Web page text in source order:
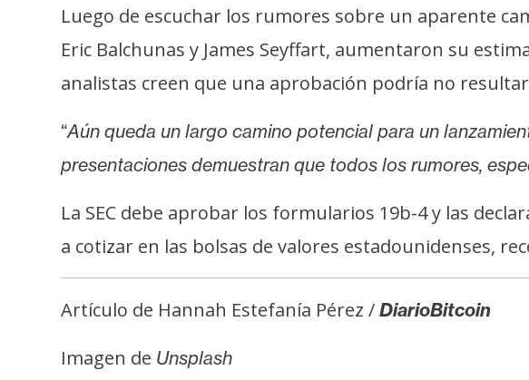
Luego de escuchar los rumores sobre un aparente
Eric Balchunas y James Seyffart, aumentaron su
analistas creen que una aprobación podría no
“Aún queda un largo camino potencial para un
presentaciones demuestran que todos los rumores,
La SEC debe aprobar los formularios 19b-4 y las
a cotizar en las bolsas de valores estadounidenses,
Artículo de Hannah Estefanía Pérez / DiarioBitcoin
Imagen de Unsplash